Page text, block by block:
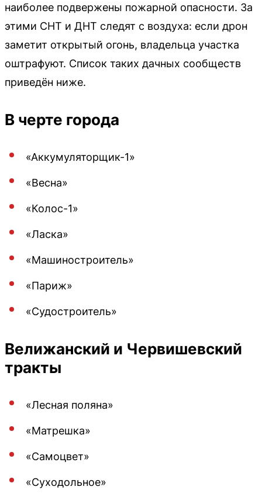
наиболее подвержены пожарной опасности. За
этими СНТ и ДНТ следят с воздуха: если дрон
заметит открытый огонь, владельца участка
оштрафуют. Список таких дачных сообществ
приведён ниже.
В черте города
«Аккумуляторщик-1»
«Весна»
«Колос-1»
«Ласка»
«Машиностроитель»
«Париж»
«Судостроитель»
Велижанский и Червишевский
тракты
«Лесная поляна»
«Матрешка»
«Самоцвет»
«Суходольное»